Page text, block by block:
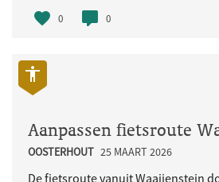
0 0
OOSTERHOUT 25 MAART 2026